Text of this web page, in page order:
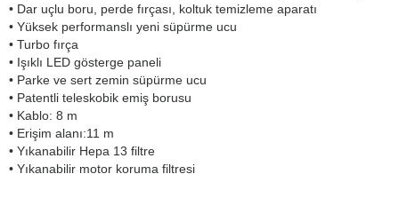
• Dar uçlu boru, perde fırçası, koltuk temizleme aparatı
• Yüksek performanslı yeni süpürme ucu
• Turbo fırça
• Işıklı LED gösterge paneli
• Parke ve sert zemin süpürme ucu
• Patentli teleskobik emiş borusu
• Kablo: 8 m
• Erişim alanı:11 m
• Yıkanabilir Hepa 13 filtre
• Yıkanabilir motor koruma filtresi